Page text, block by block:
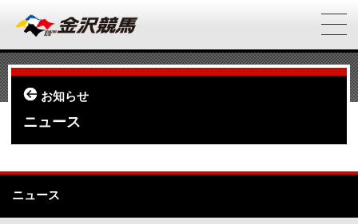
お知らせ
ニュース
ニュース